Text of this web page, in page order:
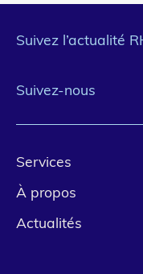
Suivez l’actualité
Suivez-nous
Pied
de
page
Services
À propos
Actualités